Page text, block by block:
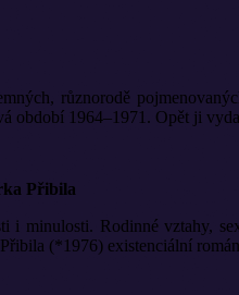
různorodě
1964–1971. Opět ji
Přibila
i minulosti. Rodinné vztahy,
(*1976) existenciální